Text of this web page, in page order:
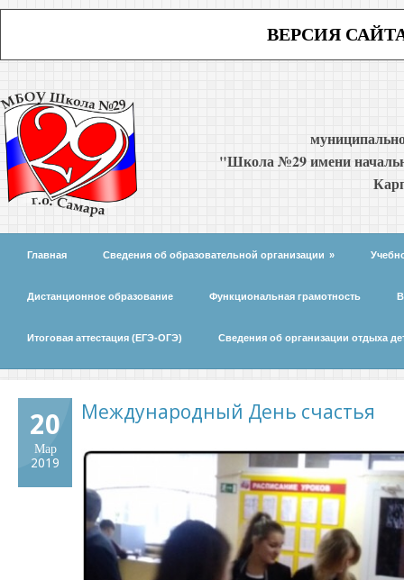
ВЕРСИЯ
"Школа №29 имени
Главная Сведения об образовательной организации »
Дистанционное образование Функциональная грамотность
Итоговая аттестация (ЕГЭ-ОГЭ) Сведения об организации отдыха
20
Мар
2019
Международный День счастья